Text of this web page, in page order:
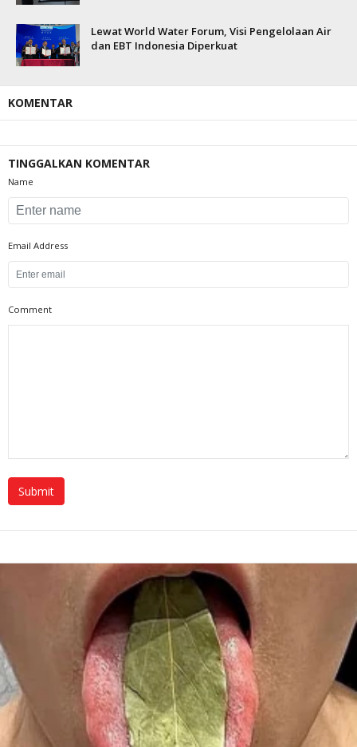
Lewat World Water Forum, Visi Pengelolaan Air
dan EBT Indonesia Diperkuat
KOMENTAR
TINGGALKAN KOMENTAR
Name
Email Address
Comment